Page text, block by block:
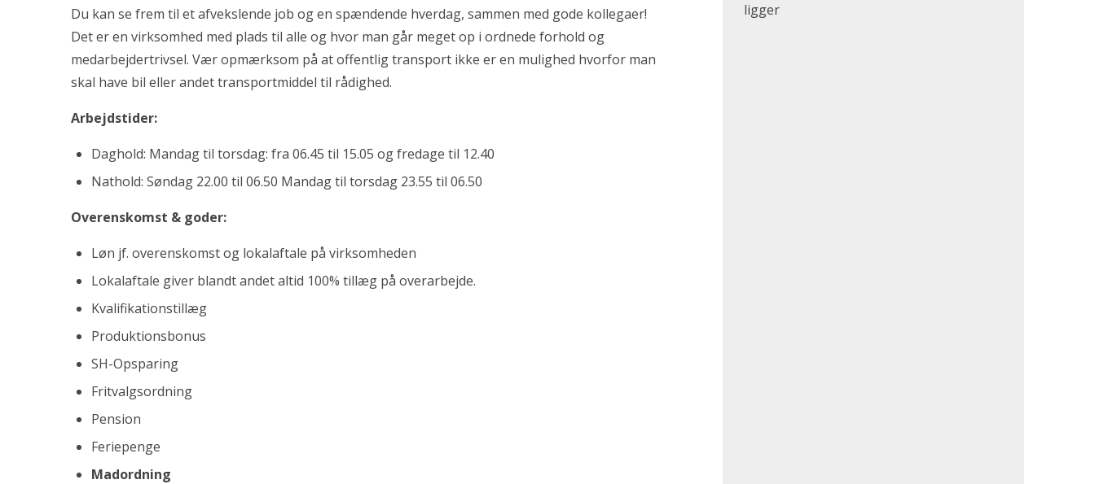
Du kan se frem til et afvekslende job og en spændende hverdag, sammen med gode kollegaer!
Det er en virksomhed med plads til alle og hvor man går meget op i ordnede forhold og
medarbejdertrivsel. Vær opmærksom på at offentlig transport ikke er en mulighed hvorfor man
skal have bil eller andet transportmiddel til rådighed.
Arbejdstider:
Daghold: Mandag til torsdag: fra 06.45 til 15.05 og fredage til 12.40
Nathold: Søndag 22.00 til 06.50 Mandag til torsdag 23.55 til 06.50
Overenskomst & goder:
Løn jf. overenskomst og lokalaftale på virksomheden
Lokalaftale giver blandt andet altid 100% tillæg på overarbejde.
Kvalifikationstillæg
Produktionsbonus
SH-Opsparing
Fritvalgsordning
Pension
Feriepenge
Madordning